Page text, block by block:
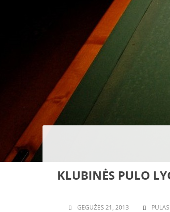
KLUBINĖS PULO
GEGUŽĖS 21, 2013 PULAS